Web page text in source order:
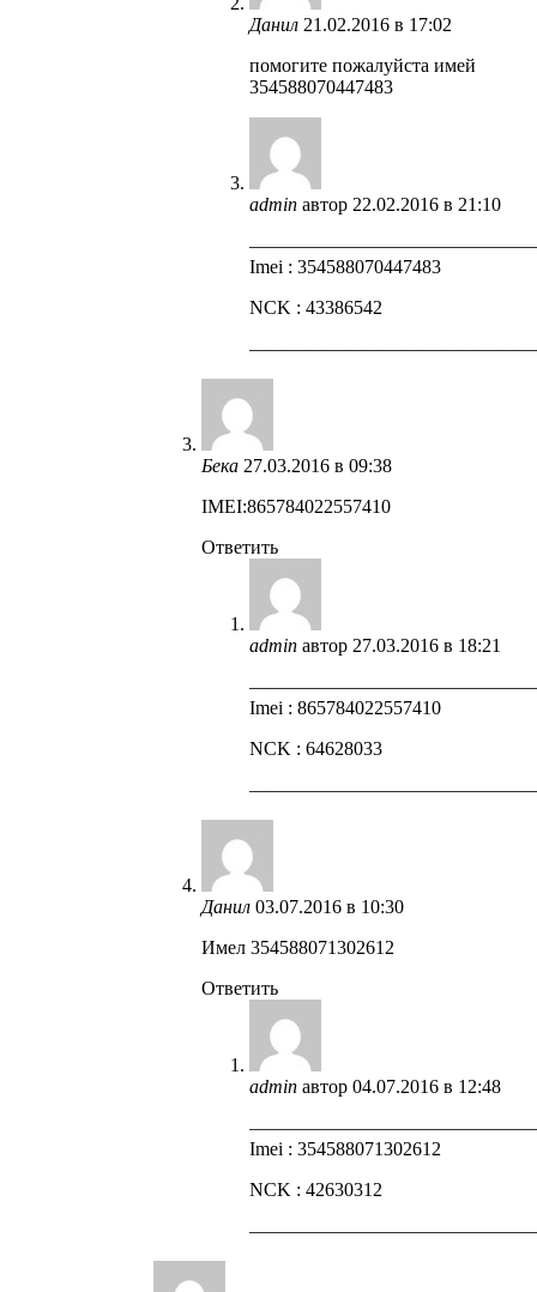
Данил 21.02.2016 в 17:02
помогите пожалуйста имей
354588070447483
admin автор 22.02.2016 в 21:10
Imei : 354588070447483
NCK : 43386542
Бека 27.03.2016 в 09:38
IMEI:865784022557410
Ответить
admin автор 27.03.2016 в 18:21
Imei : 865784022557410
NCK : 64628033
Данил 03.07.2016 в 10:30
Имел 354588071302612
Ответить
admin автор 04.07.2016 в 12:48
Imei : 354588071302612
NCK : 42630312